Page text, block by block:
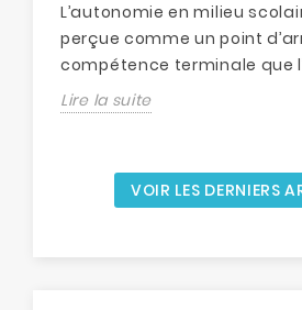
L’autonomie en milieu
perçue comme un point
compétence terminale que
Lire la suite
VOIR LES DERNIERS